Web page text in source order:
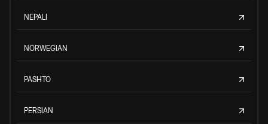
NEPALI
NORWEGIAN
PASHTO
PERSIAN